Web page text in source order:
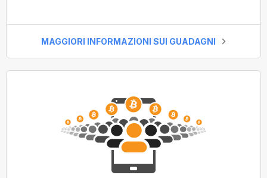
MAGGIORI INFORMAZIONI SUI GUADAGNI